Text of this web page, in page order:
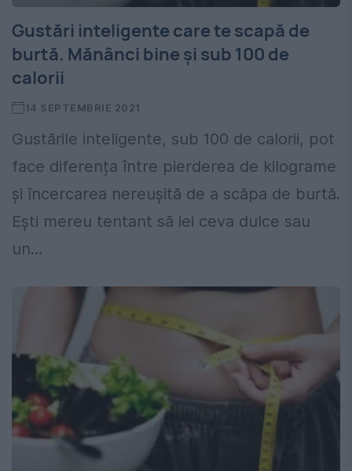
Gustări inteligente care te scapă de
burtă. Mănânci bine și sub 100 de
calorii
14 SEPTEMBRIE 2021
Gustările inteligente, sub 100 de calorii, pot
face diferența între pierderea de kilograme
și încercarea nereușită de a scăpa de burtă.
Ești mereu tentant să iei ceva dulce sau
un...